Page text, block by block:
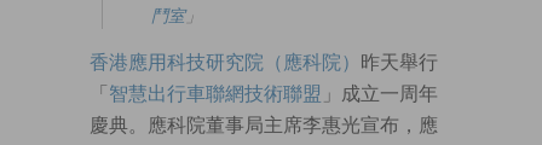
鬥室」
香港應用科技研究院（應科院）
昨天舉行
「 智慧出行車聯網技術聯盟 」成立一周年
慶典。應科院董事局主席李惠光宣布，應